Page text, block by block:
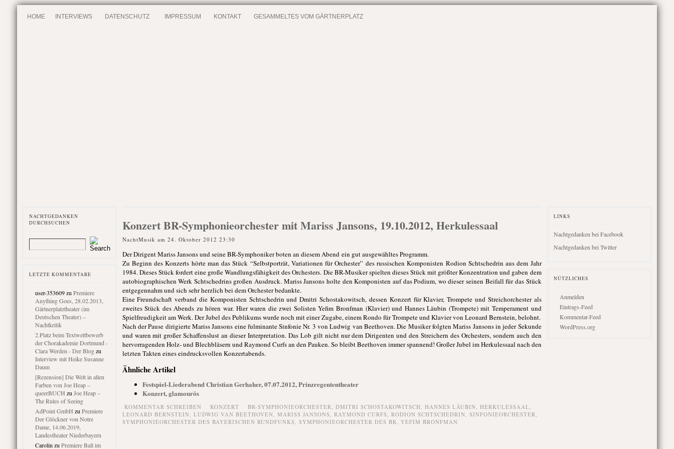
HOME INTERVIEWS DATENSCHUTZ IMPRESSUM KONTAKT GESAMMELTES VOM GÄRTNERPLATZ
NACHTGEDANKEN
DURCHSUCHEN
LETZTE KOMMENTARE
user-353609zu Premiere
Anything Goes, 28.02.2013,
Gärtnerplatztheater (im
Deutschen Theater) –
Nachtkritik
2.Platz beim Textwettbewerb
der Chorakademie Dortmund -
Clara Werden - Der Blogzu
Interview mit Heike Susanne
Daum
[Rezension] Die Welt in allen
Farben von Joe Heap –
queerBUCH zu Joe Heap –
The Rules of Seeing
AdPoint GmbH zu Premiere
Der Glöckner von Notre
Dame, 14.06.2019,
Landestheater Niederbayern
Carolin zu Premiere Ball im
Konzert BR-Symphonieorchester mit Mariss Jansons, 19.10.2012, Herkulessaal
NachtMusik am 24. Oktober 2012 23:30
Der Dirigent Mariss Jansons und seine BR-Symphoniker boten an diesem Abend ein gut ausgewähltes Programm.
Zu Beginn des Konzerts hörte man das Stück “Selbstporträt, Variationen für Orchester” des russischen Komponisten Rodion Schtschedrin aus dem Jahr
1984. Dieses Stück fordert eine große Wandlungsfähigkeit des Orchesters. Die BR-Musiker spielten dieses Stück mit größter Konzentration und gaben dem
autobiographischen Werk Schtschedrins großen Ausdruck. Mariss Jansons holte den Komponisten auf das Podium, wo dieser seinen Beifall für das Stück
entgegennahm und sich sehr herzlich bei dem Orchester bedankte.
Eine Freundschaft verband die Komponisten Schtschedrin und Dmitri Schostakowitsch, dessen Konzert für Klavier, Trompete und Streichorchester als
zweites Stück des Abends zu hören war. Hier waren die zwei Solisten Yefim Bronfman (Klavier) und Hannes Läubin (Trompete) mit Temperament und
Spielfreudigkeit am Werk. Der Jubel des Publikums wurde noch mit einer Zugabe, einem Rondo für Trompete und Klavier von Leonard Bernstein, belohnt.
Nach der Pause dirigierte Mariss Jansons eine fulminante Sinfonie Nr. 3 von Ludwig van Beethoven. Die Musiker folgten Mariss Jansons in jeder Sekunde
und waren mit großer Schaffenslust an dieser Interpretation. Das Lob gilt nicht nur dem Dirigenten und den Streichern des Orchesters, sondern auch den
hervorragenden Holz- und Blechbläsern und Raymond Curfs an den Pauken. So bleibt Beethoven immer spannend! Großer Jubel im Herkulessaal nach den
letzten Takten eines eindrucksvollen Konzertabends.
Ähnliche Artikel
Festspiel-Liederabend Christian Gerhaher, 07.07.2012, Prinzregententheater
Konzert, glamourös
KOMMENTAR SCHREIBEN KONZERT BR-SYMPHONIEORCHESTER, DMITRI SCHOSTAKOWITSCH, HANNES LÄUBIN, HERKULESSAAL,
LEONARD BERNSTEIN, LUDWIG VAN BEETHOVEN, MARISS JANSONS, RAYMOND CURFS, RODION SCHTSCHEDRIN, SINFONIEORCHESTER,
SYMPHONIEORCHESTER DES BAYERISCHEN RUNDFUNKS, SYMPHONIEORCHESTER DES BR, YEFIM BRONFMAN
LINKS
Nachtgedanken bei Facebook
Nachtgedanken bei Twitter
NÜTZLICHES
Anmelden
Eintrags-Feed
Kommentar-Feed
WordPress.org